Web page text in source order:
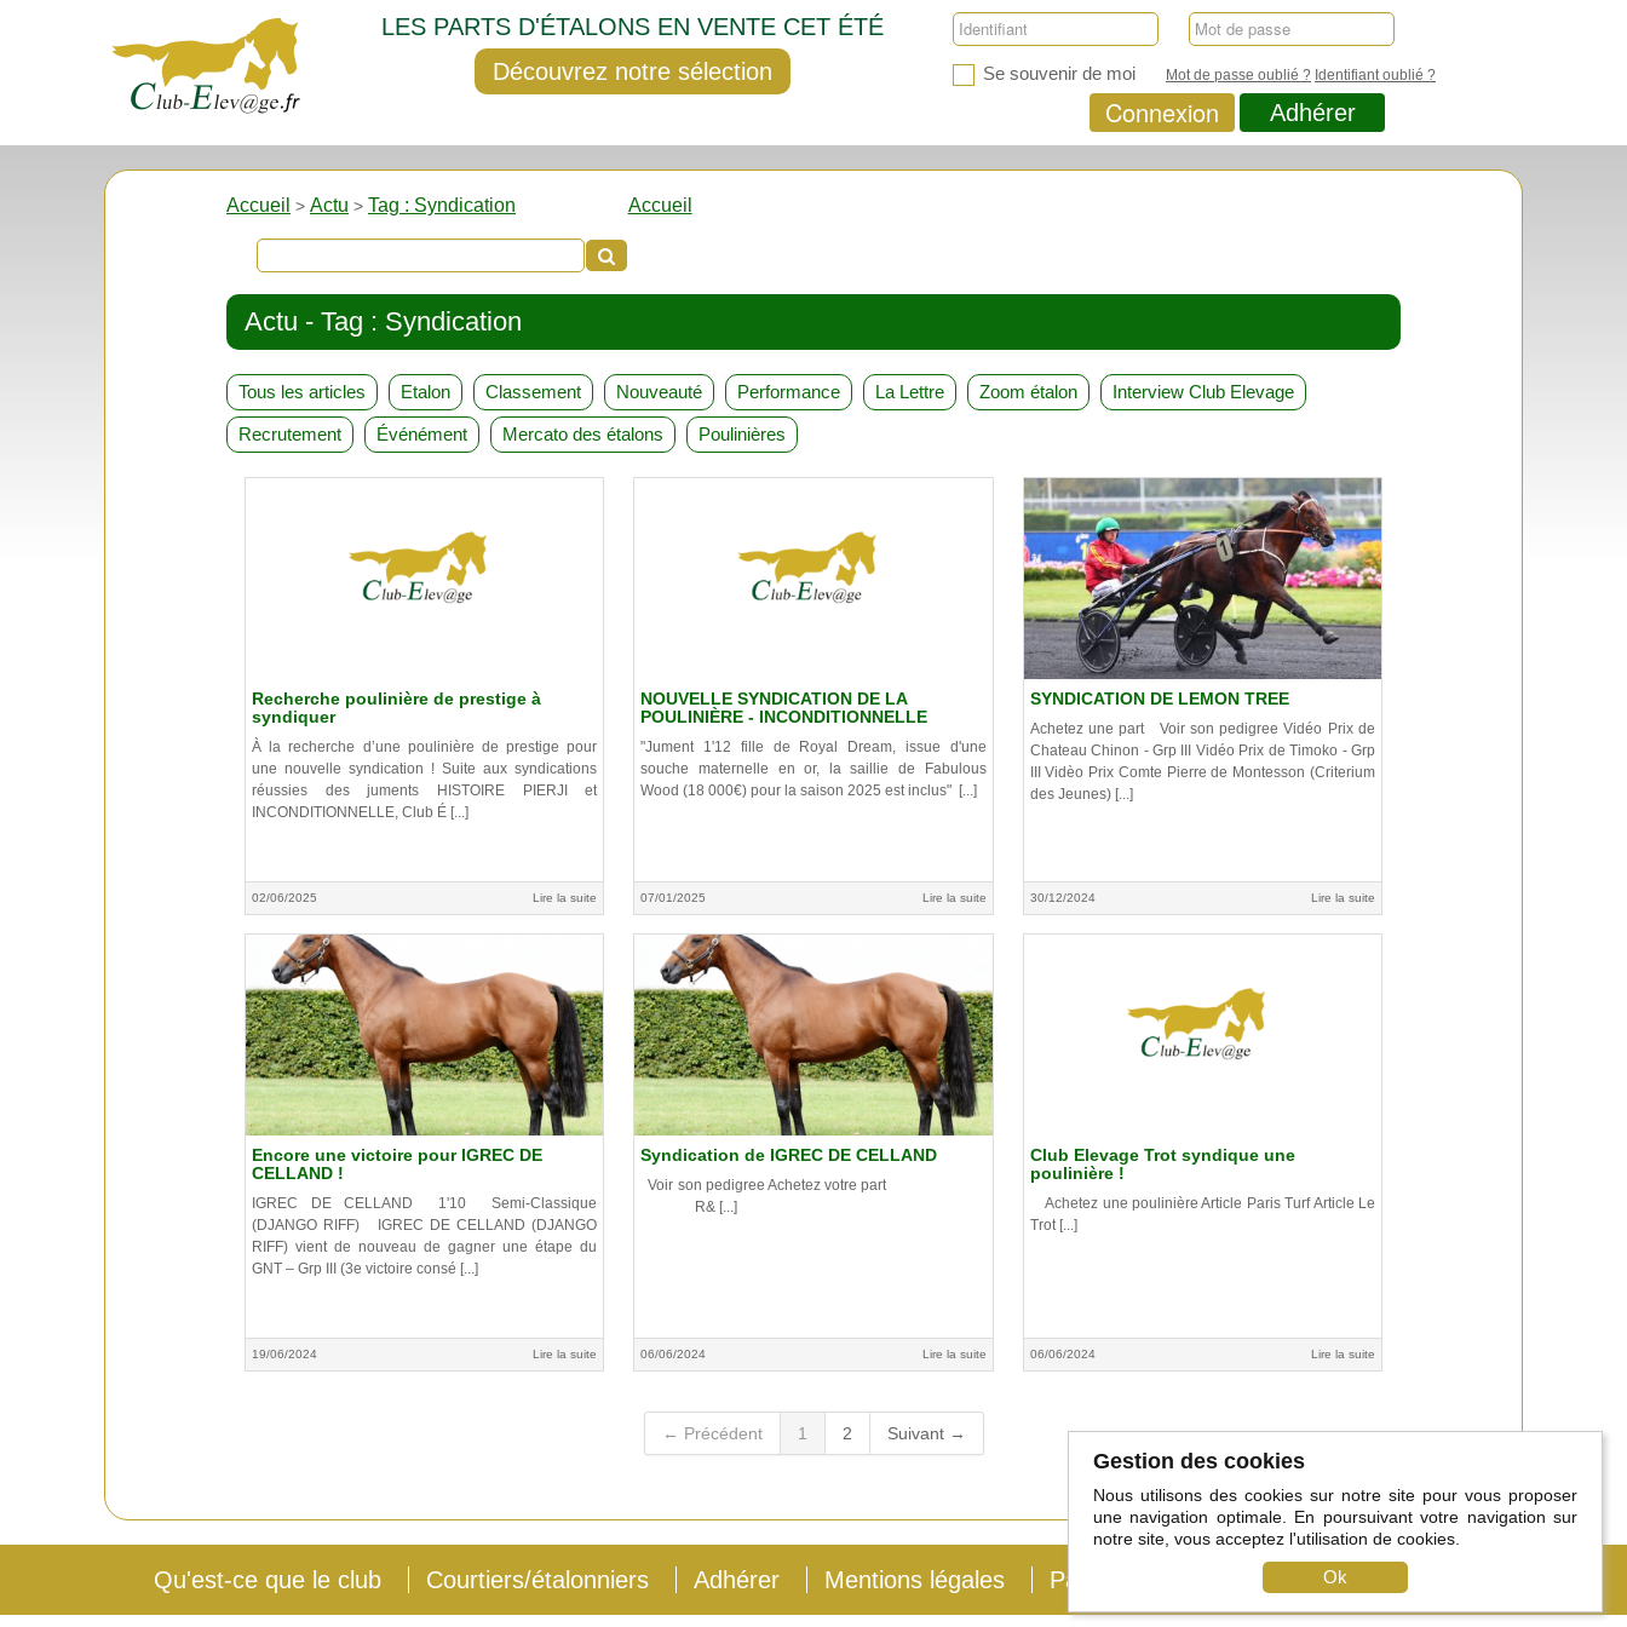
LES PARTS D'ÉTALONS EN VENTE CET ÉTÉ
Découvrez notre sélection
Se souvenir de moi Mot de passe oublié ? Identifiant oublié ?
Connexion Adhérer
Accueil > Actu > Tag : Syndication Accueil
Actu - Tag : Syndication
Tous les articles Etalon Classement Nouveauté Performance La Lettre Zoom étalon Interview Club Elevage
Recrutement Événément Mercato des étalons Poulinières
Recherche poulinière de prestige à
syndiquer
À la recherche d’une poulinière de prestige pour
une nouvelle syndication ! Suite aux syndications
réussies des juments HISTOIRE PIERJI et
INCONDITIONNELLE, Club É [...]
02/06/2025 Lire la suite
NOUVELLE SYNDICATION DE LA
POULINIÈRE - INCONDITIONNELLE
"Jument 1'12 fille de Royal Dream, issue d'une
souche maternelle en or, la saillie de Fabulous
Wood (18 000€) pour la saison 2025 est inclus" [...]
07/01/2025 Lire la suite
SYNDICATION DE LEMON TREE
Achetez une part Voir son pedigree Vidéo Prix de
Chateau Chinon - Grp III Vidéo Prix de Timoko - Grp
III Vidèo Prix Comte Pierre de Montesson (Criterium
des Jeunes) [...]
30/12/2024 Lire la suite
Encore une victoire pour IGREC DE
CELLAND !
IGREC DE CELLAND 1'10 Semi-Classique
(DJANGO RIFF) IGREC DE CELLAND (DJANGO
RIFF) vient de nouveau de gagner une étape du
GNT – Grp III (3e victoire consé [...]
19/06/2024 Lire la suite
Syndication de IGREC DE CELLAND
Voir son pedigree Achetez votre part
R& [...]
06/06/2024 Lire la suite
Club Elevage Trot syndique une
poulinière !
Achetez une poulinière Article Paris Turf Article Le
Trot [...]
06/06/2024 Lire la suite
← Précédent 1 2 Suivant →
Qu'est-ce que le club Courtiers/étalonniers Adhérer Mentions légales Partenaires Plan du site
Gestion des cookies
Nous utilisons des cookies sur notre site pour vous proposer
une navigation optimale. En poursuivant votre navigation sur
notre site, vous acceptez l'utilisation de cookies.
Ok